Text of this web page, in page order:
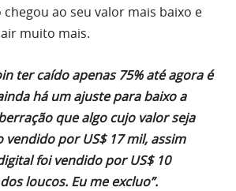
ao seu valor mais baixo e
muito mais.
ter caído apenas 75% até agora é
há um ajuste para baixo a
que algo cujo valor seja
vendido por US$ 17 mil, assim
foi vendido por US$ 10
loucos. Eu me excluo”.